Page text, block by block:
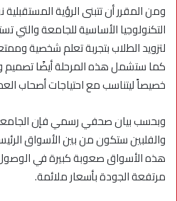
ومن المقرر أن تتبنى الرؤية المستقبلية
لتزويد الطلاب بتجربة تعلم شخصية
كما ستشمل هذه المرحلة أيضًا تصميم
خصيصاً ليتناسب مع احتياجات أصحاب
وبحسب بيان صحفي رسمي فإن الجامعة
والفلبين ستكون من بين الأسواق
هذه الأسواق صعوبة كبيرة في الوصول
مرتفعة الجودة بأسعار ملائمة.